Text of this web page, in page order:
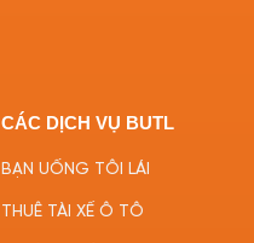
CÁC DỊCH VỤ BUTL
BẠN UỐNG TÔI LÁI
THUÊ TÀI XẾ Ô TÔ